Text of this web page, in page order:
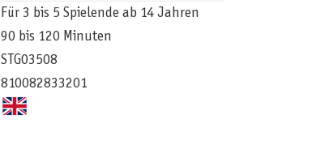
Für 3 bis 5 Spielende ab 14 Jahren
90 bis 120 Minuten
STG03508
810082833201